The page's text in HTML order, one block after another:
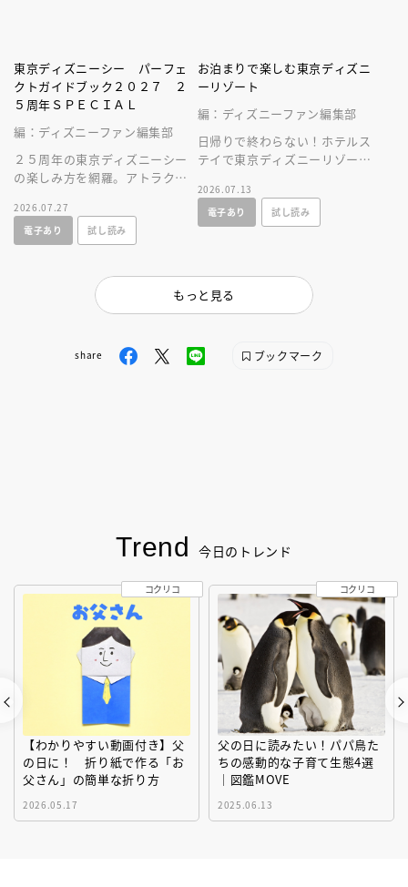
東京ディズニーシー パーフェ
クトガイドブック２０２７ ２
５周年ＳＰＥＣＩＡＬ
編：ディズニーファン編集部
２５周年の東京ディズニーシー
の楽しみ方を網羅。アトラクシ
ョップ情報に加え、使いやすい
マップつき！
2026.07.27
電子あり
試し読み
お泊まりで楽しむ東京ディズニ
ーリゾート
編：ディズニーファン編集部
日帰りで終わらない！ホテルス
テイで東京ディズニーリゾート
冊が新登場！
2026.07.13
電子あり
試し読み
もっと見る
share ブックマーク
Trend 今日のトレンド
【わかりやすい動画付き】父
の日に！ 折り紙で作る「お
父さん」の簡単な折り方
2026.05.17
コクリコ
父の日に読みたい！パパ鳥た
ちの感動的な子育て生態4選
｜図鑑MOVE
2025.06.13
コクリコ